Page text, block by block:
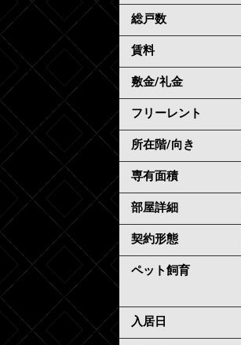
総戸数
賃料
敷金/礼金
フリーレント
所在階/向き
専有面積
部屋詳細
契約形態
ペット飼育
入居日